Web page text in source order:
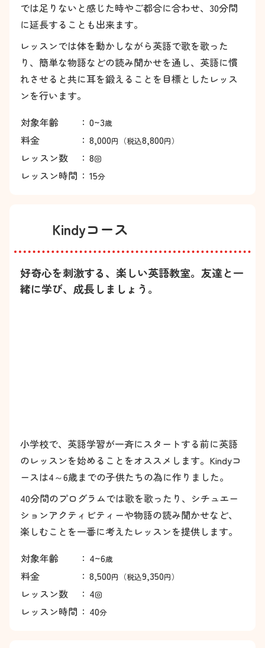
では足りないと感じた時やご都合に合わせ、30分間
に延長することも出来ます。
レッスンでは体を動かしながら英語で歌を歌った
り、簡単な物語などの読み聞かせを通し、英語に慣
れさせると共に耳を鍛えることを目標としたレッス
ンを行います。
対象年齢
： 0~3歳
料金 ： 8,000円（税込8,800円）
レッスン数 ： 8回
レッスン時間 ： 15分
Kindyコース
好奇心を刺激する、楽しい英語教室。友達と一
緒に学び、成長しましょう。
小学校で、英語学習が一斉にスタートする前に英語
のレッスンを始めることをオススメします。Kindyコ
ースは4～6歳までの子供たちの為に作りました。
40分間のプログラムでは歌を歌ったり、シチュエー
ションアクティビティーや物語の読み聞かせなど、
楽しむことを一番に考えたレッスンを提供します。
対象年齢
： 4~6歳
料金 ： 8,500円（税込9,350円）
レッスン数 ： 4回
レッスン時間 ： 40分